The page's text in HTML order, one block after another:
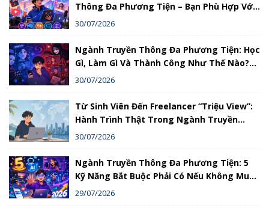
Thông Đa Phương Tiện – Bạn Phù Hợp Với
Nghề Nào?
30/07/2026
Ngành Truyền Thông Đa Phương Tiện: Học
Gì, Làm Gì Và Thành Công Như Thế Nào?
Hướng Dẫn Chi Tiết
30/07/2026
Từ Sinh Viên Đến Freelancer “Triệu View”:
Hành Trình Thật Trong Ngành Truyền
Thông Đa Phương Tiện
30/07/2026
Ngành Truyền Thông Đa Phương Tiện: 5
Kỹ Năng Bắt Buộc Phải Có Nếu Không Muốn
Bị Loại Bỏ
29/07/2026